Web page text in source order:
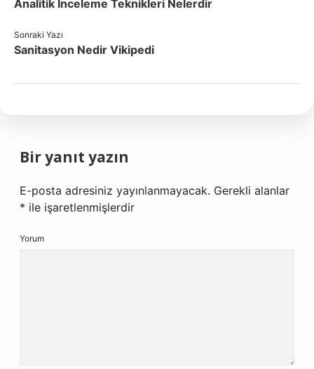
Analitik Inceleme Teknikleri Nelerdir
Sonraki Yazı
Sanitasyon Nedir Vikipedi
Bir yanıt yazın
E-posta adresiniz yayınlanmayacak. Gerekli alanlar
* ile işaretlenmişlerdir
Yorum